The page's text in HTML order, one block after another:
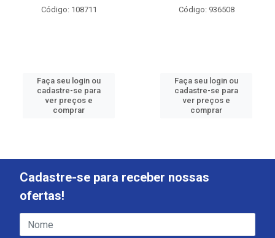
Código: 108711
Faça seu login ou
cadastre-se para
ver preços e
comprar
Código: 936508
Faça seu login ou
cadastre-se para
ver preços e
comprar
Cadastre-se para receber nossas
ofertas!